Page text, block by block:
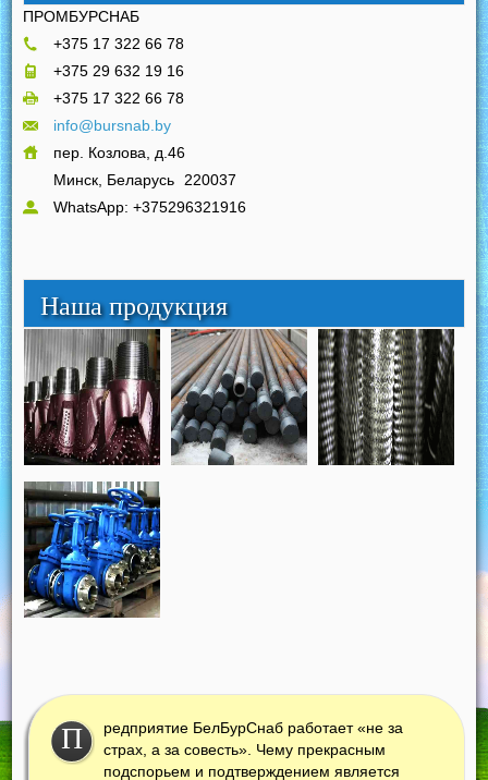
ПРОМБУРСНАБ
+375 17 322 66 78
+375 29 632 19 16
+375 17 322 66 78
info@bursnab.by
пер. Козлова, д.46
Минск, Беларусь 220037
WhatsApp: +375296321916
Наша продукция
П
редприятие БелБурСнаб работает «не за
страх, а за совесть». Чему прекрасным
подспорьем и подтверждением является